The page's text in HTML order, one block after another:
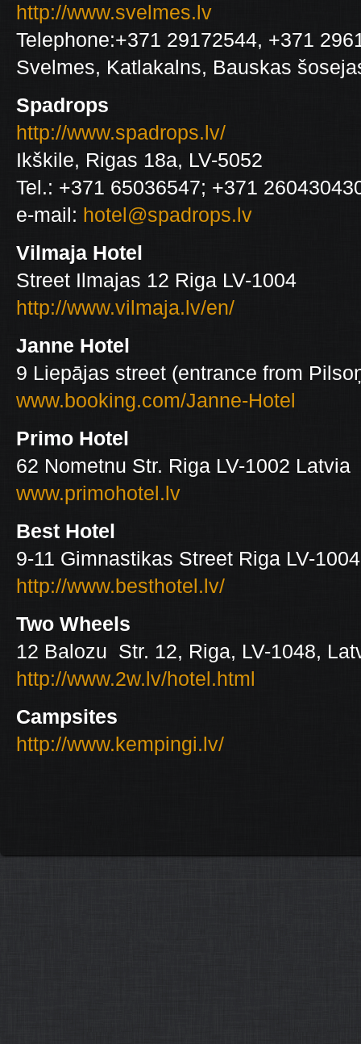
http://www.svelmes.lv
Telephone:+371 29172544, +371
Svelmes, Katlakalns, Bauskas
Spadrops
http://www.spadrops.lv/
Ikškile, Rigas 18a, LV-5052
Tel.: +371 65036547; +371
e-mail: hotel@spadrops.lv
Vilmaja Hotel
Street Ilmajas 12 Riga LV-1004
http://www.vilmaja.lv/en/
Janne Hotel
9 Liepājas street (entrance from
www.booking.com/Janne-Hotel
Primo Hotel
62 Nometnu Str. Riga LV-1002 Latvia
www.primohotel.lv
Best Hotel
9-11 Gimnastikas Street Riga LV-
http://www.besthotel.lv/
Two Wheels
12 Balozu Str. 12, Riga, LV-1048,
http://www.2w.lv/hotel.html
Campsites
http://www.kempingi.lv/